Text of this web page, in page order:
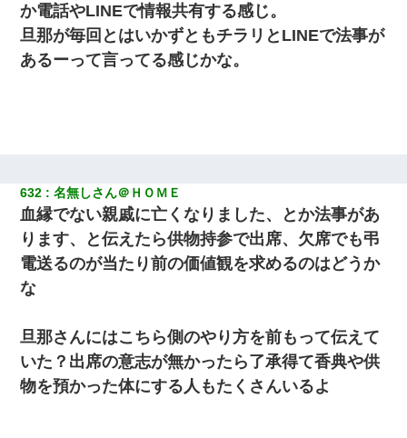
か電話やLINEで情報共有する感じ。
旦那が毎回とはいかずともチラリとLINEで法事が
あるーって言ってる感じかな。
632 名無しさん＠ＨＯＭＥ
血縁でない親戚に亡くなりました、とか法事があ
ります、と伝えたら供物持参で出席、欠席でも弔
電送るのが当たり前の価値観を求めるのはどうか
な
旦那さんにはこちら側のやり方を前もって伝えて
いた？出席の意志が無かったら了承得て香典や供
物を預かった体にする人もたくさんいるよ